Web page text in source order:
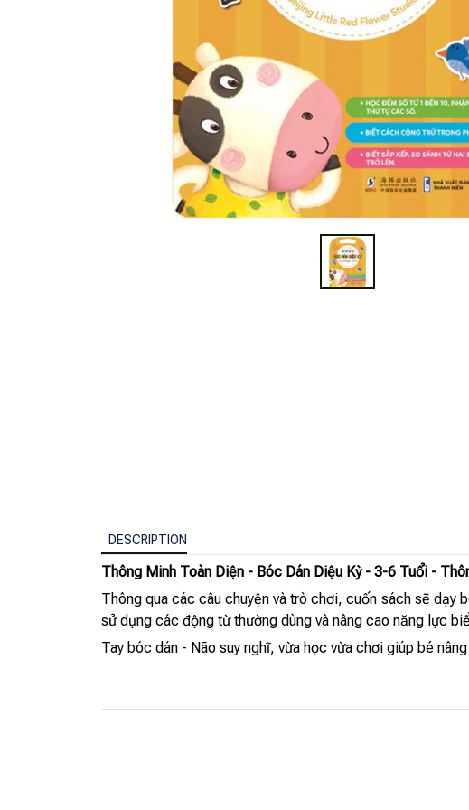
DESCRIPTION
Thông Minh Toàn Diện - Bóc Dán Diệu Kỳ - 3-6 Tuổi -
Thông qua các câu chuyện và trò chơi, cuốn sách sẽ
sử dụng các động từ thường dùng và nâng cao năng lực
Tay bóc dán - Não suy nghĩ, vừa học vừa chơi giúp bé